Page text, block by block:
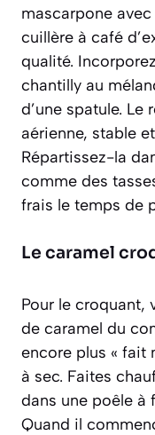
mascarpone
cuillère à café
qualité.
chantilly au
d’une spatule. Le
aérienne, stable
Répartissez-la
comme des
frais le temps de
Le caramel
Pour le croquant,
de caramel du
encore plus « fait
à sec. Faites
dans une poêle à
Quand il